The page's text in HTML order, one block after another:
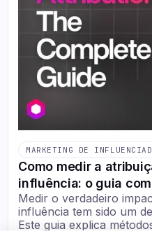
MARKETING DE
Como medir a
influência: o guia
Medir o verdadeiro
influência tem sido um
Este guia explica